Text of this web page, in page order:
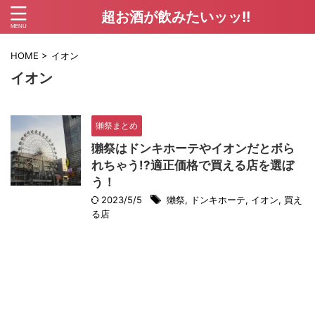
超お酒が飲みたいッッ!!
HOME > イオン
イオン
獺祭まとめ
獺祭はドンキホーテやイオンだとボら
れちゃう!?適正価格で買える店を選ぼ
う！
2023/5/5 獺祭, ドンキホーテ, イオン, 買え
る店